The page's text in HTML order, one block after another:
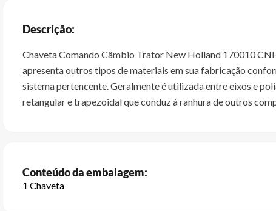
Descrição:
Chaveta Comando Câmbio Trator New Holland 170010
apresenta outros tipos de materiais em sua fabricação
sistema pertencente. Geralmente é utilizada entre eixos e
retangular e trapezoidal que conduz à ranhura de outros
Conteúdo da embalagem:
1 Chaveta